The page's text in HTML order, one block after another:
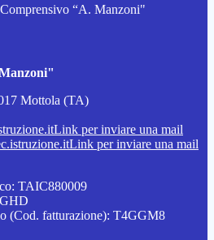
“A. Manzoni"
Mottola (TA)
Link per inviare una mail
Link per inviare una mail
TAIC880009
(Cod. fatturazione): T4GGM8